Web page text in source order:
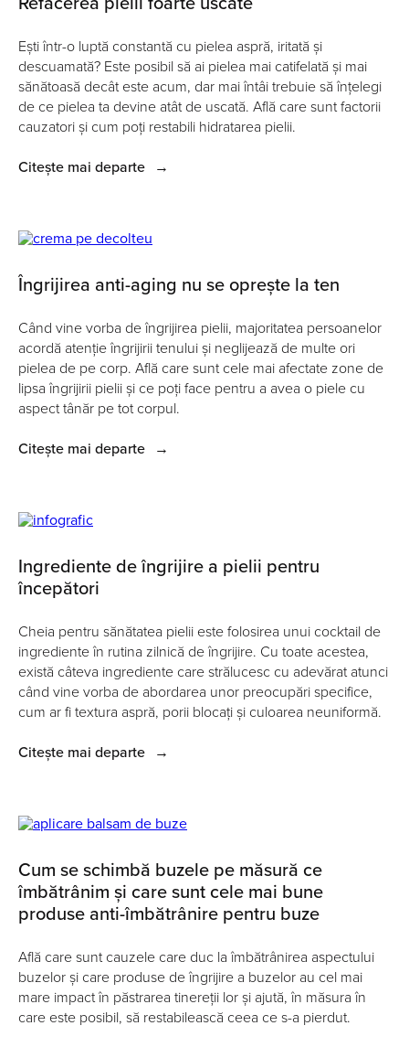
Ești într-o luptă constantă cu pielea aspră, iritată și
descuamată? Este posibil să ai pielea mai catifelată și mai
sănătoasă decât este acum, dar mai întâi trebuie să înțelegi
de ce pielea ta devine atât de uscată. Află care sunt factorii
cauzatori și cum poți restabili hidratarea pielii.
Citește mai departe →
Îngrijirea anti-aging nu se oprește la ten
Când vine vorba de îngrijirea pielii, majoritatea persoanelor
acordă atenție îngrijirii tenului și neglijează de multe ori
pielea de pe corp. Află care sunt cele mai afectate zone de
lipsa îngrijirii pielii și ce poți face pentru a avea o piele cu
aspect tânăr pe tot corpul.
Citește mai departe →
Ingrediente de îngrijire a pielii pentru
începători
Cheia pentru sănătatea pielii este folosirea unui cocktail de
ingrediente în rutina zilnică de îngrijire. Cu toate acestea,
există câteva ingrediente care strălucesc cu adevărat atunci
când vine vorba de abordarea unor preocupări specifice,
cum ar fi textura aspră, porii blocați și culoarea neuniformă.
Citește mai departe →
Cum se schimbă buzele pe măsură ce
îmbătrânim și care sunt cele mai bune
produse anti-îmbătrânire pentru buze
Află care sunt cauzele care duc la îmbătrânirea aspectului
buzelor și care produse de îngrijire a buzelor au cel mai
mare impact în păstrarea tinereții lor și ajută, în măsura în
care este posibil, să restabilească ceea ce s-a pierdut.